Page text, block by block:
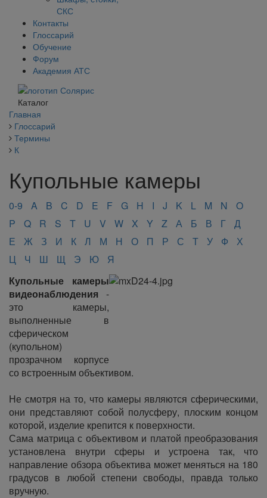
СКС
Контакты
Глоссарий
Обучение
Форум
Академия АТС
Каталог
Главная
Глоссарий
Термины
К
Купольные камеры
0-9 A B C D E F G H I J K L M N
O
P
Q R S T U V W X Y Z А Б В Г
Д
Е
Ж З И К Л М Н О П Р С Т У Ф
Х
Ц
Ч Ш Щ Э Ю
Я
Купольные камеры
видеонаблюдения -
это камеры,
выполненные в
сферическом
(купольном)
прозрачном корпусе
со встроенным объективом.
Не смотря на то, что камеры являются сферическими,
они представляют собой полусферу, плоским концом
которой, изделие крепится к поверхности.
Сама матрица с объективом и платой преобразования
установлена внутри сферы и устроена так, что
направление обзора объектива может меняться на 180
градусов в любой степени свободы, правда только
вручную.